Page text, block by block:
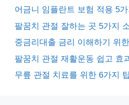
어금니 임플란트 보험 적용 5
팔꿈치 관절 잘하는 곳 5가지
중금리대출 금리 이해하기 위
팔꿈치 관절 재활운동 쉽고 효
무릎 관절 치료를 위한 6가지 팁